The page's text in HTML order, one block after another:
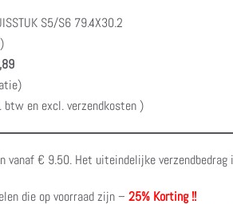
S5/S6 79.4X30.2
en excl. verzendkosten )
vanaf € 9.50. Het uiteindelijke
die op voorraad zijn – 25% Korting !!